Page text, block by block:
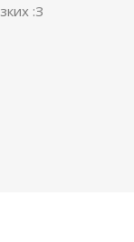
:З